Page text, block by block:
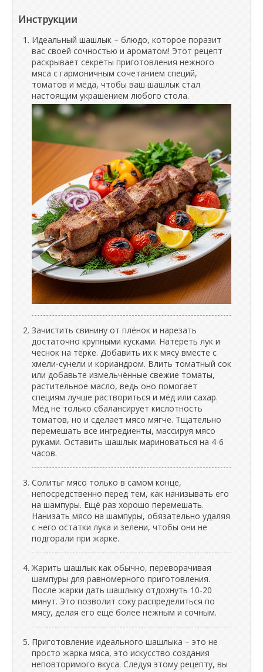
Инструкции
Идеальный шашлык – блюдо, которое поразит
вас своей сочностью и ароматом! Этот рецепт
раскрывает секреты приготовления нежного
мяса с гармоничным сочетанием специй,
томатов и мёда, чтобы ваш шашлык стал
настоящим украшением любого стола.
Зачистить свинину от плёнок и нарезать
достаточно крупными кусками. Натереть лук и
чеснок на тёрке. Добавить их к мясу вместе с
хмели-сунели и кориандром. Влить томатный сок
или добавьте измельчённые свежие томаты,
растительное масло, ведь оно помогает
специям лучше раствориться и мёд или сахар.
Мёд не только сбалансирует кислотность
томатов, но и сделает мясо мягче. Тщательно
перемешать все ингредиенты, массируя мясо
руками. Оставить шашлык мариноваться на 4-6
часов.
Солитьг мясо только в самом конце,
непосредственно перед тем, как нанизывать его
на шампуры. Ещё раз хорошо перемешать.
Нанизать мясо на шампуры, обязательно удаляя
с него остатки лука и зелени, чтобы они не
подгорали при жарке.
Жарить шашлык как обычно, переворачивая
шампуры для равномерного приготовления.
После жарки дать шашлыку отдохнуть 10-20
минут. Это позволит соку распределиться по
мясу, делая его ещё более нежным и сочным.
Приготовление идеального шашлыка – это не
просто жарка мяса, это искусство создания
неповторимого вкуса. Следуя этому рецепту, вы